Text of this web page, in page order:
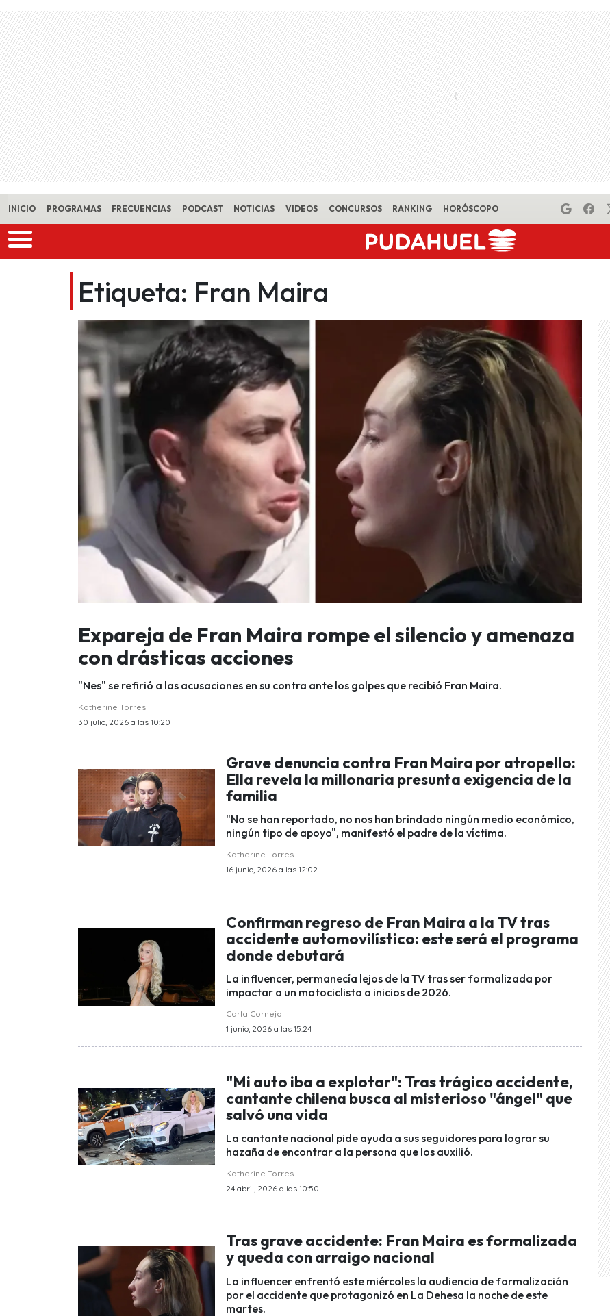
Skip to main content
INICIO PROGRAMAS FRECUENCIAS PODCAST NOTICIAS VIDEOS CONCURSOS RANKING HORÓSCOPO
Etiqueta: Fran Maira
Expareja de Fran Maira rompe el silencio y amenaza
con drásticas acciones
"Nes" se refirió a las acusaciones en su contra ante los golpes que recibió Fran Maira.
Katherine Torres
30 julio, 2026 a las 10:20
Grave denuncia contra Fran Maira por atropello:
Ella revela la millonaria presunta exigencia de la
familia
"No se han reportado, no nos han brindado ningún medio económico,
ningún tipo de apoyo", manifestó el padre de la víctima.
Katherine Torres
16 junio, 2026 a las 12:02
Confirman regreso de Fran Maira a la TV tras
accidente automovilístico: este será el programa
donde debutará
La influencer, permanecía lejos de la TV tras ser formalizada por
impactar a un motociclista a inicios de 2026.
Carla Cornejo
1 junio, 2026 a las 15:24
"Mi auto iba a explotar": Tras trágico accidente,
cantante chilena busca al misterioso "ángel" que
salvó una vida
La cantante nacional pide ayuda a sus seguidores para lograr su
hazaña de encontrar a la persona que los auxilió.
Katherine Torres
24 abril, 2026 a las 10:50
Tras grave accidente: Fran Maira es formalizada
y queda con arraigo nacional
La influencer enfrentó este miércoles la audiencia de formalización
por el accidente que protagonizó en La Dehesa la noche de este
martes.